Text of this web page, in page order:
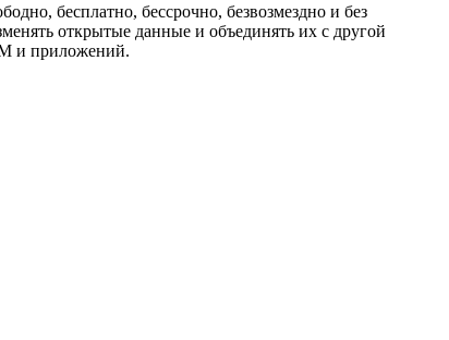
бесплатно, бессрочно, безвозмездно и без
открытые данные и объединять их с другой
и приложений.